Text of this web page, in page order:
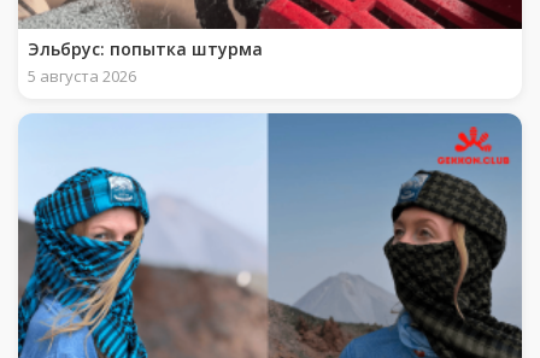
Эльбрус: попытка штурма
5 августа 2026